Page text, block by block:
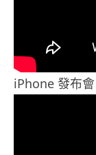
iPhone 發布會